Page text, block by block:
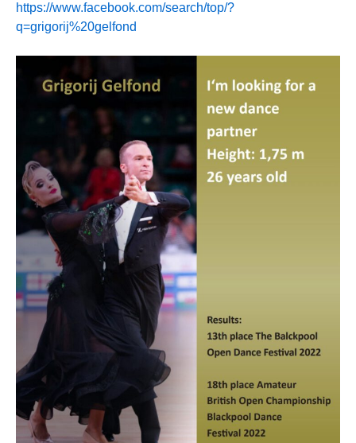
https://www.facebook.com/search/top/?
q=grigorij%20gelfond